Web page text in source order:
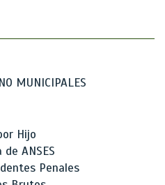
MUNICIPALES
Hijo
ANSES
Penales